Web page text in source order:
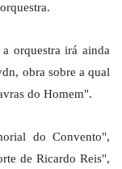
orquestra irá ainda
obra sobre a qual
do Homem".
do Convento",
de Ricardo Reis",